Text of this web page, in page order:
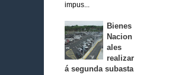
impus...
Bienes
Nacion
ales
realizar
á segunda subasta